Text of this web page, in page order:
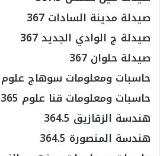
صيدلة مدينة السادات 367
صيدلة ج الوادي الجديد 367
صيدلة حلوان 367
حاسبات ومعلومات سوهاج علوم 366.5
حاسبات ومعلومات قنا علوم 365
هندسة الزقازيق 364.5
هندسة المنصورة 364.5